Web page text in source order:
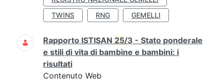
TWINS
RNG GEMELLI
Rapporto ISTISAN 25/3 - Stato ponderale
e stili di vita di bambine e bambini: i
risultati
Contenuto Web